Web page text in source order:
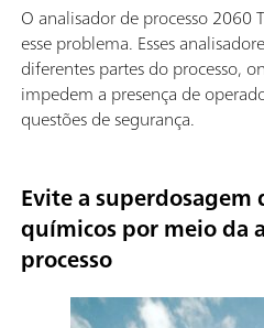
O analisador de processo 2060
esse problema. Esses
diferentes partes do processo,
impedem a presença de
questões de segurança.
Evite a
químicos por meio da
processo